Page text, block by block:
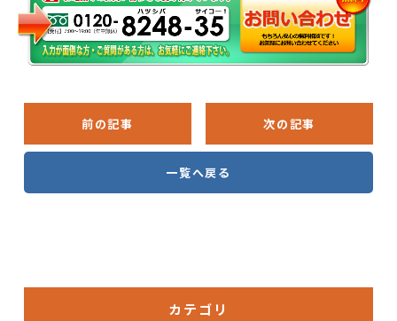
前の記事 次の記事
一覧へ戻る
カテゴリ